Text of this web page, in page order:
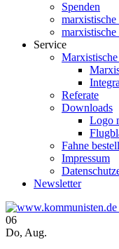
Spenden
Service
Referate
Downloads
Logo
Fahne
Impressum
Newsletter
06
Do, Aug.